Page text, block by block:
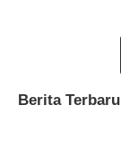
Berita Terbaru